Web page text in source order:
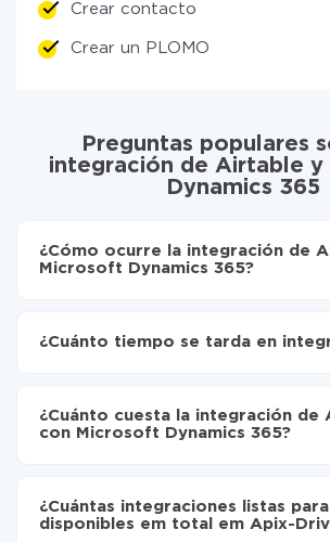
Crear contacto
Crear un PLOMO
Preguntas populares
integración de Airtable
Dynamics 365
¿Cómo ocurre la integración de
Microsoft Dynamics 365?
Elija qué datos transferir de Airtable
Ahora los datos se transferirán
de Airtable a Microsoft Dynamics
¿Cuánto tiempo se tarda en
oscilar entre 5 y 30 minutos. En
configuración tarda entre 10 y 15
¿Cuánto cuesta la integración de
con Microsoft Dynamics 365?
tarifas. Usted solo paga por la
realmente se transfieren de uno de sus
¿Cuántas integraciones listas
disponibles em total em Apix-